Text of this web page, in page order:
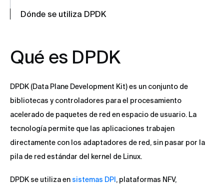
Qué es DPDK
DPDK (Data Plane Development Kit) es un conjunto de
bibliotecas y controladores para el procesamiento
acelerado de paquetes de red en espacio de usuario. La
tecnología permite que las aplicaciones trabajen
directamente con los adaptadores de red, sin pasar por la
pila de red estándar del kernel de Linux.
DPDK se utiliza en sistemas DPI , plataformas NFV,
Dónde se utiliza DPDK